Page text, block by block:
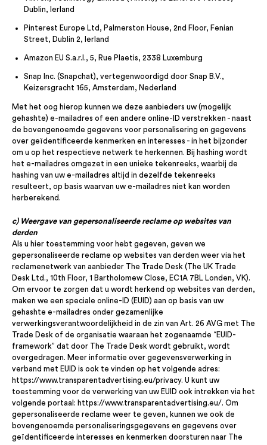
Dublin, Ierland
Pinterest Europe Ltd, Palmerston House, 2nd Floor, Fenian
Street, Dublin 2, Ierland
Amazon EU S.a.r.l., 5, Rue Plaetis, 2338 Luxemburg
Snap Inc. (Snapchat), vertegenwoordigd door Snap B.V.,
Keizersgracht 165, Amsterdam, Nederland
Met het oog hierop kunnen we deze aanbieders uw (mogelijk
gehashte) e-mailadres of een andere online-ID verstrekken - naast
de bovengenoemde gegevens voor personalisering en gegevens
over geïdentificeerde kenmerken en interesses - in het bijzonder
om u op het respectieve netwerk te herkennen. Bij hashing wordt
het e-mailadres omgezet in een unieke tekenreeks, waarbij de
hashing van uw e-mailadres altijd in dezelfde tekenreeks
resulteert, op basis waarvan uw e-mailadres niet kan worden
herberekend.
c) Weergave van gepersonaliseerde reclame op websites van
derden
Als u hier toestemming voor hebt gegeven, geven we
gepersonaliseerde reclame op websites van derden weer via het
reclamenetwerk van aanbieder The Trade Desk (The UK Trade
Desk Ltd., 10th Floor, 1 Bartholomew Close, EC1A 7BL Londen, VK).
Om ervoor te zorgen dat u wordt herkend op websites van derden,
maken we een speciale online-ID (EUID) aan op basis van uw
gehashte e-mailadres onder gezamenlijke
verwerkingsverantwoordelijkheid in de zin van Art. 26 AVG met The
Trade Desk of de organisatie waaraan het zogenaamde “EUID-
framework” dat door The Trade Desk wordt gebruikt, wordt
overgedragen. Meer informatie over gegevensverwerking in
verband met EUID is ook te vinden op het volgende adres:
https://www.transparentadvertising.eu/privacy. U kunt uw
toestemming voor de verwerking van uw EUID ook intrekken via het
volgende portaal: https://www.transparentadvertising.eu/. Om
gepersonaliseerde reclame weer te geven, kunnen we ook de
bovengenoemde personaliseringsgegevens en gegevens over
geïdentificeerde interesses en kenmerken doorsturen naar The